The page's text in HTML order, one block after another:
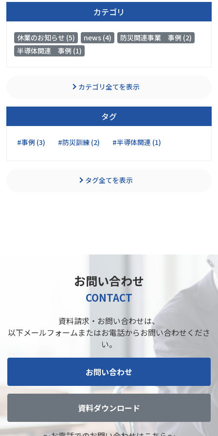
カテゴリ
休業のお知らせ (5) news (4)
防災関連事業 事例 (2)
半導体関連 事例 (1)
カテゴリ全てを表示
タグ
#事例 (3) #防災訓練 (2) #半導体関連 (1)
タグ全てを表示
お問い合わせ
CONTACT
資料請求・お問い合わせは、
以下メールフォームまたはお電話からお問い合わせくださ
い。
お問い合わせ
資料ダウンロード